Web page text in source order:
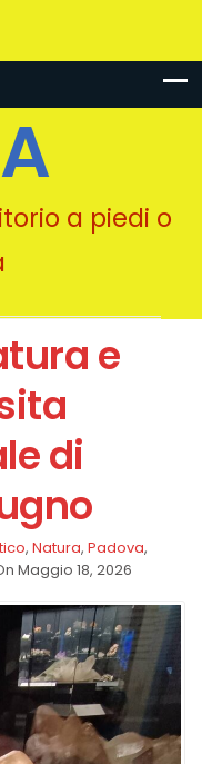
a piedi o
e
di
, Natura, Padova,
Maggio 18, 2026